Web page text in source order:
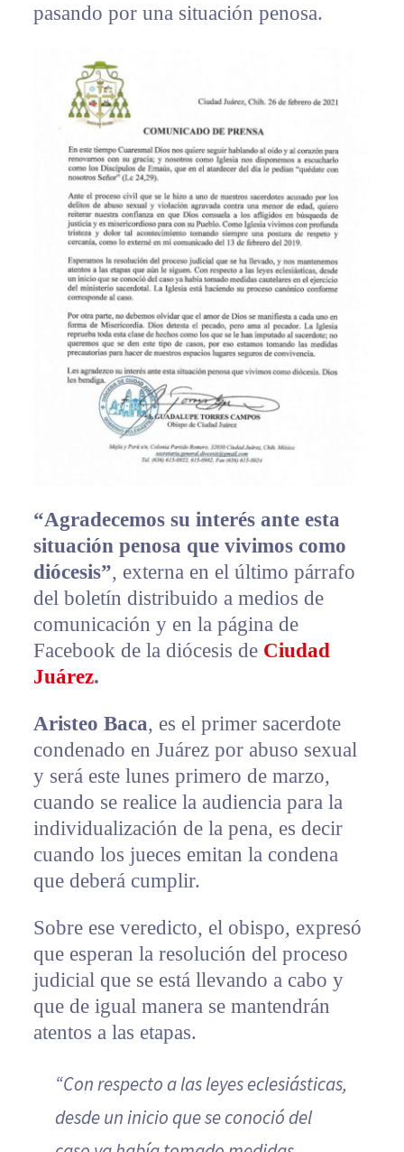
pasando por una situación penosa.
“Agradecemos su interés ante esta
situación penosa que vivimos como
diócesis”, externa en el último párrafo
del boletín distribuido a medios de
comunicación y en la página de
Facebook de la diócesis de Ciudad
Juárez.
Aristeo Baca, es el primer sacerdote
condenado en Juárez por abuso sexual
y será este lunes primero de marzo,
cuando se realice la audiencia para la
individualización de la pena, es decir
cuando los jueces emitan la condena
que deberá cumplir.
Sobre ese veredicto, el obispo, expresó
que esperan la resolución del proceso
judicial que se está llevando a cabo y
que de igual manera se mantendrán
atentos a las etapas.
“Con respecto a las leyes eclesiásticas,
desde un inicio que se conoció del